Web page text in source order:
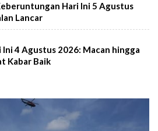
Hari Ini 5 Agustus
Lancar
4 Agustus 2026: Macan hingga
Kabar Baik